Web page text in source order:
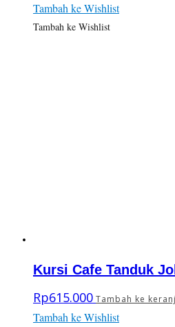
Tambah ke Wishlist
Tambah ke Wishlist
Kursi Cafe Tanduk
Rp615.000 Tambah ke
Tambah ke Wishlist